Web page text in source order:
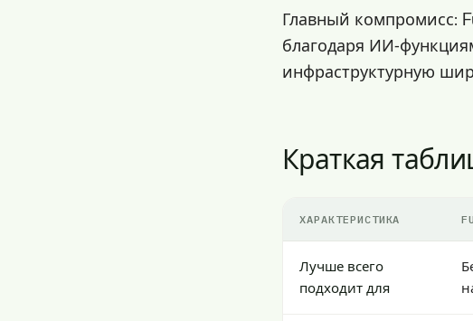
Главный компромисс:
благодаря
инфраструктурную
Краткая
ХАРАКТЕРИСТИКА
Лучше всего
подходит для